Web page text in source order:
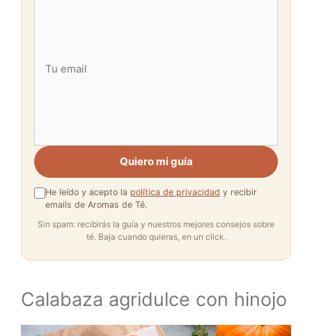
Quiero mi guía
He leído y acepto la política de privacidad y recibir
emails de Aromas de Té.
Sin spam: recibirás la guía y nuestros mejores consejos sobre
té. Baja cuando quieras, en un click.
Calabaza agridulce con hinojo